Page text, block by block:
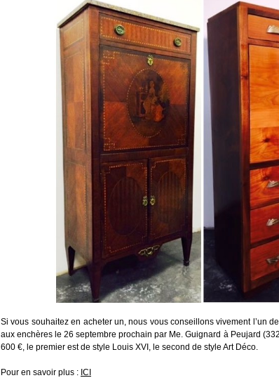
Si vous souhaitez en acheter un, nous vous conseillons vivement l’un
aux enchères le 26 septembre prochain par Me. Guignard à Peujard
600 € , le premier est de style Louis XVI, le second de style Art Déco.
Pour en savoir plus : ICI